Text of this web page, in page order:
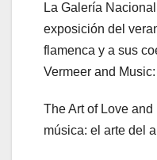
La Galería
exposición del
flamenca y a sus
Vermeer and Music:
The Art of Love
música: el arte del